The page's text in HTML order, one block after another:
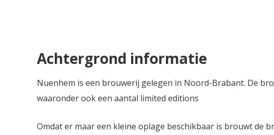
Achtergrond informatie
Nuenhem is een brouwerij gelegen in Noord-Brabant. De
waaronder ook een aantal limited editions
Omdat er maar een kleine oplage beschikbaar is brouwt de